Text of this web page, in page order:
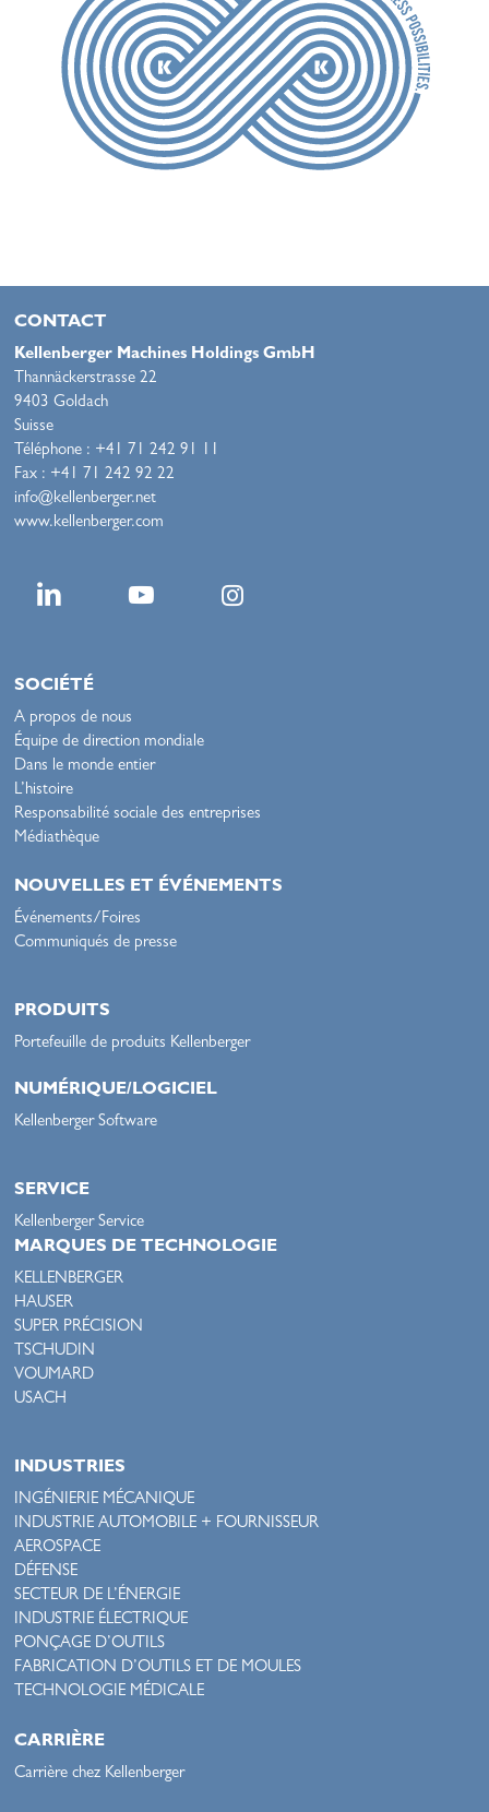
CONTACT
Kellenberger Machines Holdings GmbH
Thannäckerstrasse 22
9403 Goldach
Suisse
Téléphone : +41 71 242 91 11
Fax : +41 71 242 92 22
info@kellenberger.net
www.kellenberger.com
SOCIÉTÉ
A propos de nous
Équipe de direction mondiale
Dans le monde entier
L’histoire
Responsabilité sociale des entreprises
Médiathèque
NOUVELLES ET ÉVÉNEMENTS
Événements/Foires
Communiqués de presse
PRODUITS
Portefeuille de produits Kellenberger
NUMÉRIQUE/LOGICIEL
Kellenberger Software
SERVICE
Kellenberger Service
MARQUES DE TECHNOLOGIE
KELLENBERGER
HAUSER
SUPER PRÉCISION
TSCHUDIN
VOUMARD
USACH
INDUSTRIES
INGÉNIERIE MÉCANIQUE
INDUSTRIE AUTOMOBILE + FOURNISSEUR
AEROSPACE
DÉFENSE
SECTEUR DE L’ÉNERGIE
INDUSTRIE ÉLECTRIQUE
PONÇAGE D’OUTILS
FABRICATION D’OUTILS ET DE MOULES
TECHNOLOGIE MÉDICALE
CARRIÈRE
Carrière chez Kellenberger